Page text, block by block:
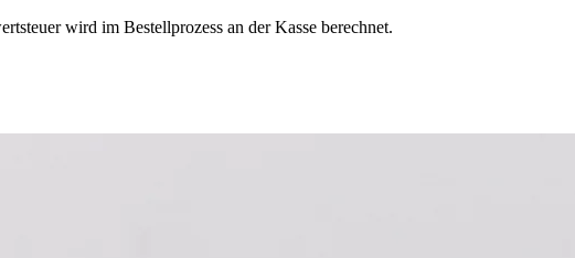
wird im Bestellprozess an der Kasse berechnet.